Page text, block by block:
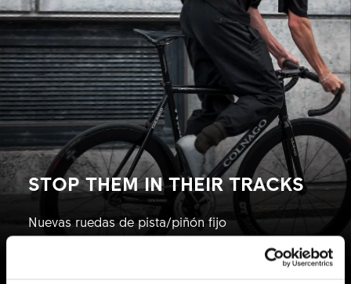
STOP THEM IN THEIR TRACKS
Nuevas ruedas de pista/piñón fijo